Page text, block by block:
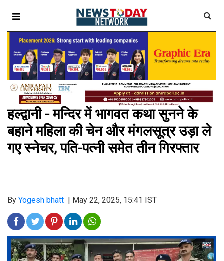
हल्द्वानी - मन्दिर में भागवत कथा सुनने के
बहाने महिला की चेन और मंगलसूत्र उड़ा ले
गए स्नेचर, पति-पत्नी समेत तीन गिरफ्तार
By Yogesh bhatt May 22, 2025, 15:41 IST